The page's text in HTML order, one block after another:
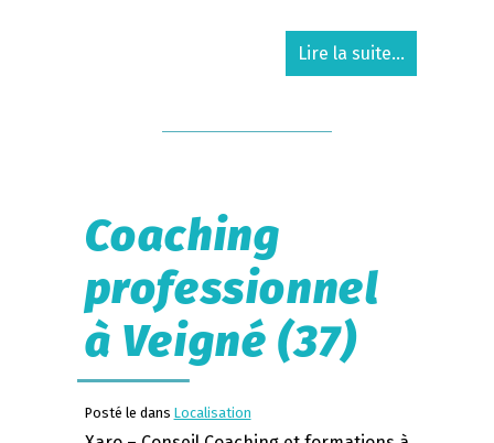
Lire la suite...
Coaching
professionnel
à Veigné (37)
Posté le dans Localisation